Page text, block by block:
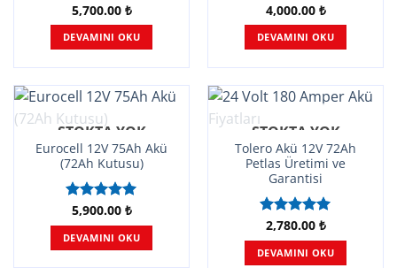
5 üzerinden
5.00oy
aldı
5,700.00 ₺
DEVAMINI OKU
5 üzerinden
4.95oy
aldı
4,000.00 ₺
DEVAMINI OKU
STOKTA YOK
Eurocell 12V 75Ah Akü
(72Ah Kutusu)
5 üzerinden
5.00oy
aldı
5,900.00 ₺
DEVAMINI OKU
STOKTA YOK
Tolero Akü 12V 72Ah
Petlas Üretimi ve
Garantisi
5 üzerinden
5.00oy
aldı
2,780.00 ₺
DEVAMINI OKU